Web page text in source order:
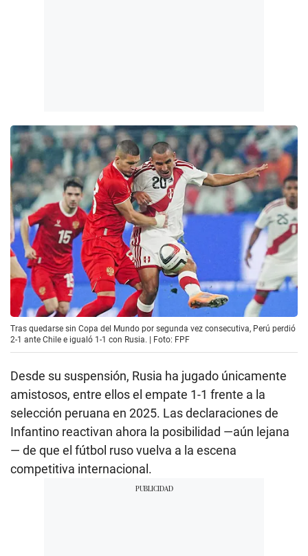
Tras quedarse sin Copa del Mundo por segunda vez consecutiva, Perú perdió
2-1 ante Chile e igualó 1-1 con Rusia. | Foto: FPF
Desde su suspensión, Rusia ha jugado únicamente
amistosos, entre ellos el empate 1-1 frente a la
selección peruana en 2025. Las declaraciones de
Infantino reactivan ahora la posibilidad —aún lejana
— de que el fútbol ruso vuelva a la escena
competitiva internacional.